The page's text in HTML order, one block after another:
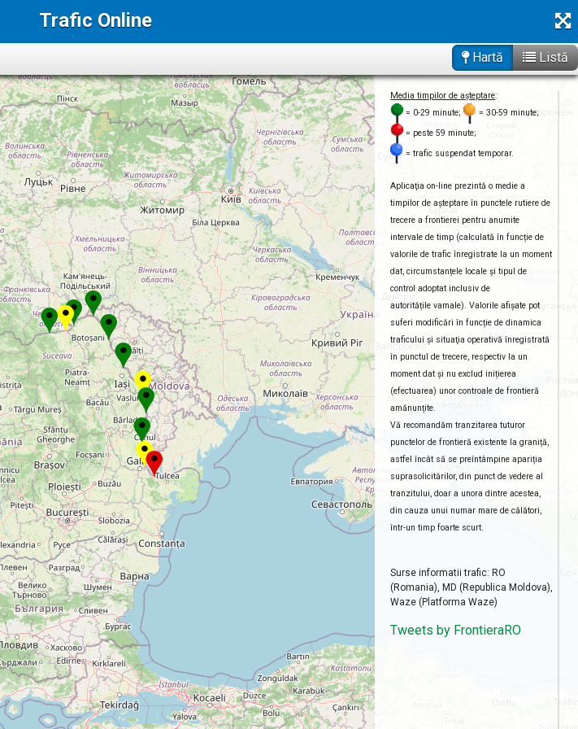
Trafic Online
Hartă Listă
Media timpilor de așteptare:
= 0-29 minute;
= 30-59 minute;
= peste 59 minute;
= trafic suspendat temporar.
Aplicaţia on-line prezintă o medie a
timpilor de aşteptare în punctele rutiere de
trecere a frontierei pentru anumite
intervale de timp (calculată în funcție de
valorile de trafic înregistrate la un moment
dat, circumstanțele locale și tipul de
control adoptat inclusiv de
autoritățile vamale). Valorile afișate pot
suferi modificări în funcție de dinamica
traficului și situaţia operativă înregistrată
în punctul de trecere, respectiv la un
moment dat și nu exclud inițierea
(efectuarea) unor controale de frontieră
amănunțite.
Vă recomandăm tranzitarea tuturor
punctelor de frontieră existente la graniță,
astfel încât să se preîntâmpine apariția
suprasolicitărilor, din punct de vedere al
tranzitului, doar a unora dintre acestea,
din cauza unui numar mare de călători,
într-un timp foarte scurt.
Surse informatii trafic: RO
(Romania), MD (Republica Moldova),
Waze (Platforma Waze)
Tweets by FrontieraRO